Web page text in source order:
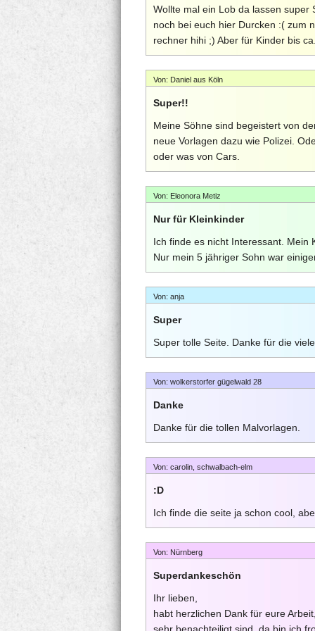
Wollte mal ein Lob da lassen super
noch bei euch hier Durcken :( zum
rechner hihi ;) Aber für Kinder bis
Von: Daniel aus Köln
Super!!
Meine Söhne sind begeistert von
neue Vorlagen dazu wie Polizei.
oder was von Cars.
Von: Eleonora Metiz
Nur für Kleinkinder
Ich finde es nicht Interessant. Mein
Nur mein 5 jähriger Sohn war
Von: anja
Super
Super tolle Seite. Danke für die
Von: wolkerstorfer gügelwald 28
Danke
Danke für die tollen Malvorlagen.
Von: carolin, schwalbach-elm
:D
Ich finde die seite ja schon cool,
Von: Nürnberg
Superdankeschön
Ihr lieben,
habt herzlichen Dank für eure